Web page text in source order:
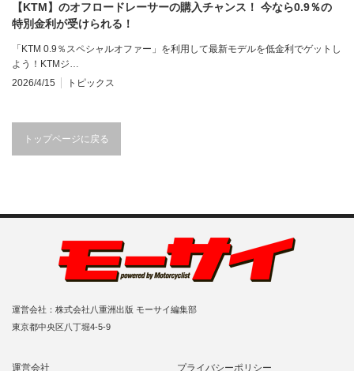
【KTM】のオフロードレーサーの購入チャンス！ 今なら0.9％の
特別金利が受けられる！
「KTM 0.9％スペシャルオファー」を利用して最新モデルを低金利でゲットし
よう！KTMジ…
2026/4/15
トピックス
トップページに戻る
運営会社：株式会社八重洲出版 モーサイ編集部
東京都中央区八丁堀4-5-9
運営会社 プライバシーポリシー